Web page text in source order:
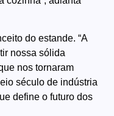
do estande. “A
nossa sólida
nos tornaram
século de indústria
define o futuro dos